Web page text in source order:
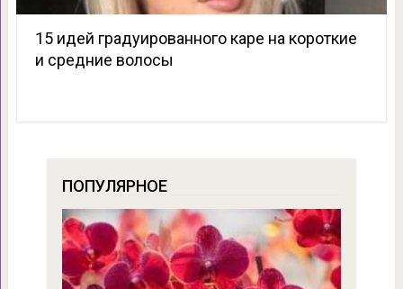
15 идей градуированного каре на короткие
и средние волосы
ПОПУЛЯРНОЕ